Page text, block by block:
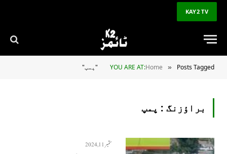
KAY2 TV
YOU ARE AT:Home » Posts Tagged "پمپ"
براؤزنگ : پمپ
ستمبر 11, 2024